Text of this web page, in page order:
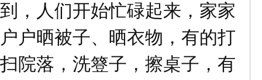
到，人们开始忙碌起来，家家
户户晒被子、晒衣物，有的打
扫院落，洗簦子，擦桌子，有